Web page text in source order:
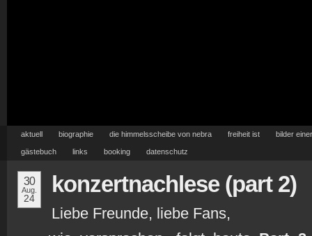
aktuell biographie die himmelsscheibe von nebra freiheit ist bilder
gästebuch links booking datenschutz
30
Aug.
24
konzertnachlese (part 2)
Liebe Freunde, liebe Fans,